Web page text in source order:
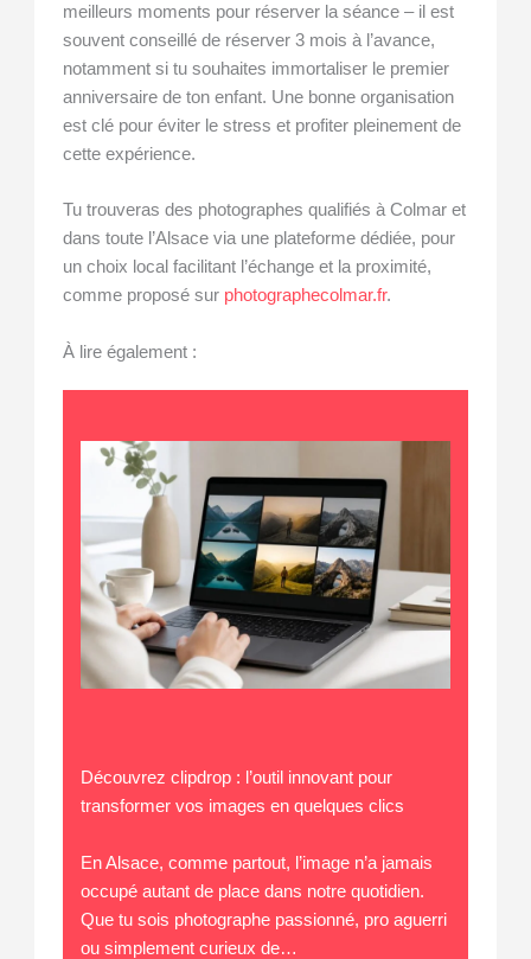
meilleurs moments pour réserver la séance – il est
souvent conseillé de réserver 3 mois à l’avance,
notamment si tu souhaites immortaliser le premier
anniversaire de ton enfant. Une bonne organisation
est clé pour éviter le stress et profiter pleinement de
cette expérience.
Tu trouveras des photographes qualifiés à Colmar et
dans toute l’Alsace via une plateforme dédiée, pour
un choix local facilitant l’échange et la proximité,
comme proposé sur photographecolmar.fr.
À lire également :
Découvrez clipdrop : l’outil innovant pour
transformer vos images en quelques clics
En Alsace, comme partout, l’image n’a jamais
occupé autant de place dans notre quotidien.
Que tu sois photographe passionné, pro aguerri
ou simplement curieux de…